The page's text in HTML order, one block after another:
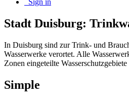
Sign in
Stadt Duisburg:
In Duisburg sind zur Trink- und
Wasserwerke verortet. Alle
Zonen eingeteilte Wasserschutzgebiete
Simple